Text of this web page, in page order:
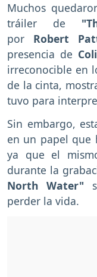
Muchos
tráiler de
por Robert
presencia de
irreconocible en
de la cinta,
tuvo para
Sin embargo,
en un papel que
ya que el
durante la
North Water"
perder la vida.